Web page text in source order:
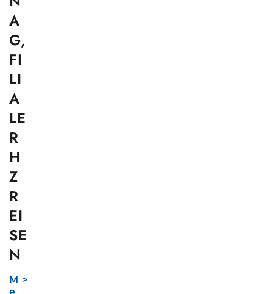
A
G,
FI
LI
A
LE
R
H
Z
R
EI
SE
N
M